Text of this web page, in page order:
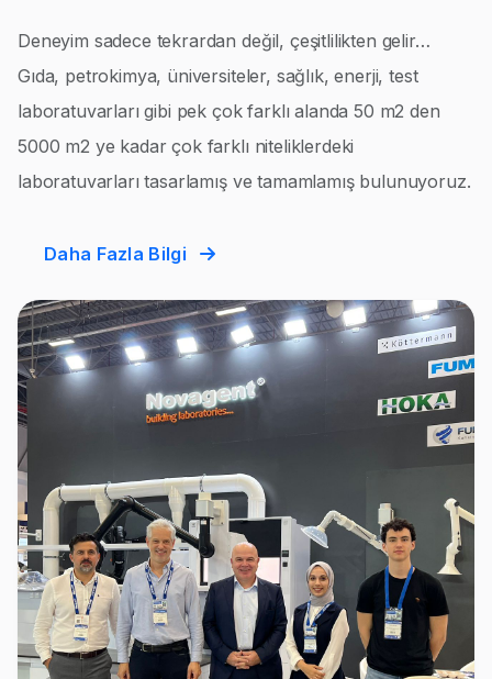
Deneyim sadece tekrardan değil, çeşitlilikten gelir…
Gıda, petrokimya, üniversiteler, sağlık, enerji, test
laboratuvarları gibi pek çok farklı alanda 50 m2 den
5000 m2 ye kadar çok farklı niteliklerdeki
laboratuvarları tasarlamış ve tamamlamış bulunuyoruz.
Daha Fazla Bilgi